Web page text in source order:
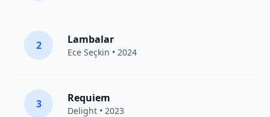
2 Lambalar
Ece Seçkin • 2024
3 Requiem
Delight • 2023